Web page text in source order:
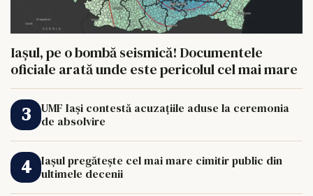
Iașul, pe o bombă seismică! Documentele
oficiale arată unde este pericolul cel mai mare
UMF Iași contestă acuzațiile aduse la ceremonia
de absolvire
Iașul pregătește cel mai mare cimitir public din
ultimele decenii